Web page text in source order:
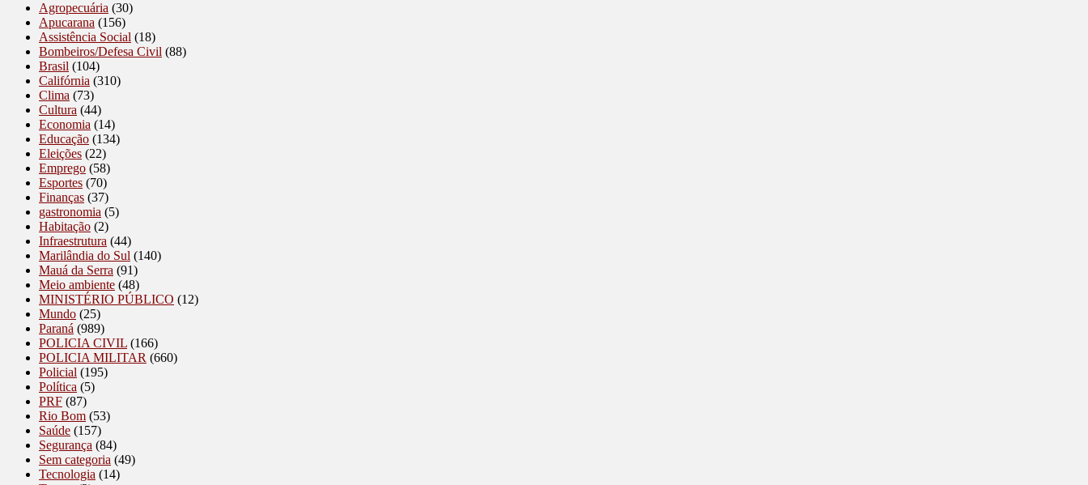
Agropecuária (30)
Apucarana (156)
Assistência Social (18)
Bombeiros/Defesa Civil (88)
Brasil (104)
Califórnia (310)
Clima (73)
Cultura (44)
Economia (14)
Educação (134)
Eleições (22)
Emprego (58)
Esportes (70)
Finanças (37)
gastronomia (5)
Habitação (2)
Infraestrutura (44)
Marilândia do Sul (140)
Mauá da Serra (91)
Meio ambiente (48)
MINISTÉRIO PÚBLICO (12)
Mundo (25)
Paraná (989)
POLICIA CIVIL (166)
POLICIA MILITAR (660)
Policial (195)
Política (5)
PRF (87)
Rio Bom (53)
Saúde (157)
Segurança (84)
Sem categoria (49)
Tecnologia (14)